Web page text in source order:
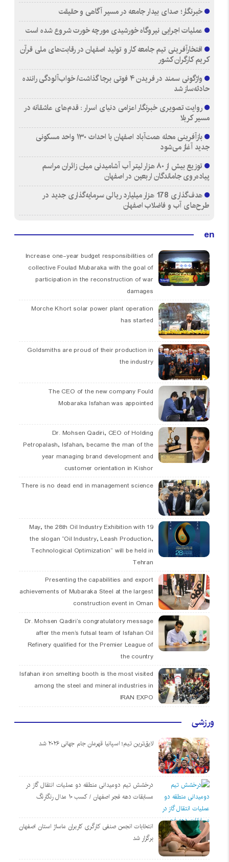
خبرنگار؛ صدای بیدار جامعه در مسیر آگاهی و حقیقت
عملیات اجرایی نیروگاه خورشیدی مورچه خورت شروع شده است
افتخارآفرینی تیم جامعه کار و تولید اصفهان در رقابت‌های ملی قرآن
کریم کارگران کشور
واژگونی سمند در فریدن ۴ فوتی برجا گذاشت/ خواب‌آلودگی راننده
حادثه‌ساز شد
روایت تصویری خبرنگار اعزامی دنیای اسرار : قدم‌های عاشقانه در
مسیر کربلا
بازآفرینی محله همت‌آباد اصفهان با احداث ۱۳۰ واحد مسکونی
جدید آغاز می‌شود
توزیع بیش از ۸۰ هزار لیتر آب آشامیدنی میان زائران مراسم
پیاده‌روی جاماندگان اربعین در اصفهان
هدف‌گذاری 178 هزار میلیارد ریالی سرمایه‌گذاری جدید در
طرح‌های آب و فاضلاب اصفهان
en
Increase one-year budget responsibilities of
collective Foulad Mubaraka with the goal of
participation in the reconstruction of war
damages
Morche Khort solar power plant operation
has started
Goldsmiths are proud of their production in
the industry
The CEO of the new company Fould
Mobaraka Isfahan was appointed
Dr. Mohsen Qadiri, CEO of Holding
Petropalash, Isfahan, became the man of the
year managing brand development and
customer orientation in Kishor
There is no dead end in management science
19 May, the 28th Oil Industry Exhibition with
the slogan “Oil Industry, Leash Production,
Technological Optimization” will be held in
Tehran
Presenting the capabilities and export
achievements of Mubaraka Steel at the largest
construction event in Oman
Dr. Mohsen Qadiri’s congratulatory message
after the men’s futsal team of Isfahan Oil
Refinery qualified for the Premier League of
the country
Isfahan iron smelting booth is the most visited
among the steel and mineral industries in
IRAN EXPO
ورزشی
لایق‌ترین تیم؛ اسپانیا قهرمان جام جهانی ۲۰۲۶ شد
درخشش تیم دومیدانی منطقه دو عملیات انتقال گاز در
مسابقات دهه فجر اصفهان / کسب ۱۰ مدال رنگارنگ
انتخابات انجمن صنفی کارگری کاربران ماساژ استان اصفهان
برگزار شد